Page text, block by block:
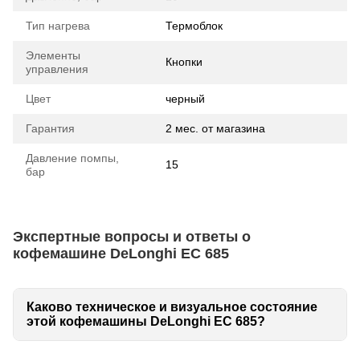
Тип нагрева Термоблок
Элементы
управления
Кнопки
Цвет черный
Гарантия 2 мес. от магазина
Давление помпы,
бар
15
Экспертные вопросы и ответы о
кофемашине DeLonghi EC 685
Каково техническое и визуальное состояние
этой кофемашины DeLonghi EC 685?